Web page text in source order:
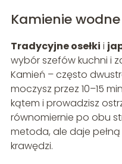
Kamienie wodne
Tradycyjne osełki i
wybór szefów kuchni i
Kamień – często
moczysz przez 10–15
kątem i prowadzisz
równomiernie po obu
metoda, ale daje
krawędzi.